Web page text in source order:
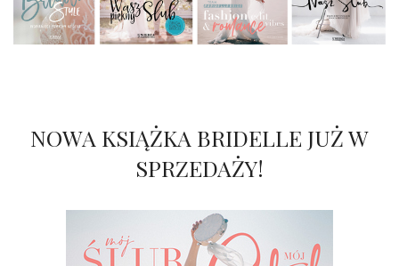
NOWA KSIĄŻKA BRIDELLE JUŻ W
SPRZEDAŻY!